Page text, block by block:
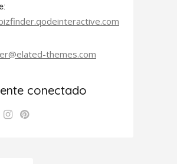
themes.com
conectado